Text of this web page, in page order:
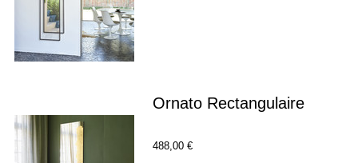
Ornato Rectangulaire
488,00 €